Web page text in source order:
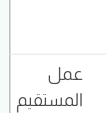
عمل
المستقيم